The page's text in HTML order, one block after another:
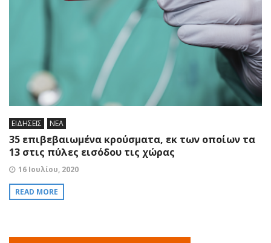
ΕΙΔΗΣΕΙΣ ΝΕΑ
35 επιβεβαιωμένα κρούσματα, εκ των οποίων τα
13 στις πύλες εισόδου τις χώρας
16 Ιουλίου, 2020
READ MORE